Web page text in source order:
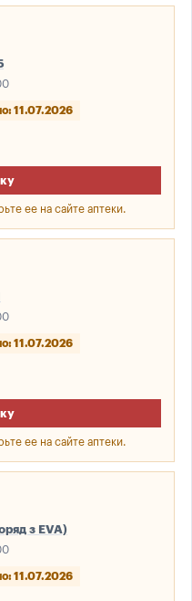
11.07.2026
ее на сайте аптеки.
11.07.2026
ее на сайте аптеки.
з EVA)
11.07.2026